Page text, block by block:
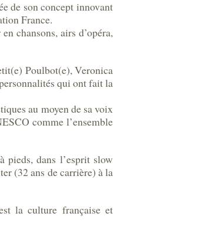
de son concept innovant
France.
chansons, airs d’opéra,
Poulbot(e), Veronica
qui ont fait la
au moyen de sa voix
comme l’ensemble
dans l’esprit slow
(32 ans de carrière) à la
la culture française et